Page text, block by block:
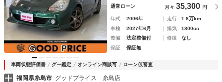
通常ローン 月々 35,300 円
年式 2006年 走行
1.8万km
車検
2027年6月 排気
1800cc
整備
法定整備付 修復
なし
保証
保証無
車両状態評価書 グー鑑定 オンライン商談可 ローン仮審査
福岡県糸島市 グッドプライス 糸島店